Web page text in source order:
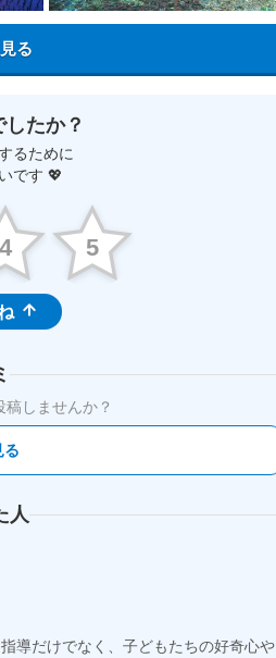
る
たか？
るために
です 💖
4 5
しませんか？
る
人
導だけでなく、子どもたちの好奇心や